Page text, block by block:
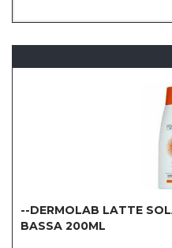
--DERMOLAB LATTE
BASSA 200ML